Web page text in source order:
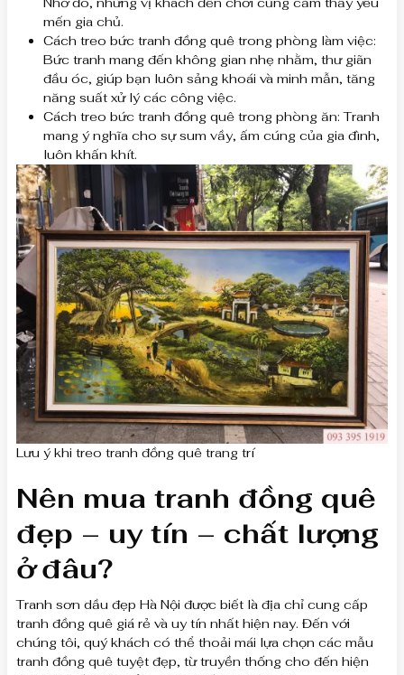
mến gia chủ.
Cách treo bức tranh đồng quê trong phòng làm việc:
Bức tranh mang đến không gian nhẹ nhằm, thư giãn
đầu óc, giúp bạn luôn sảng khoái và minh mẫn, tăng
năng suất xử lý các công việc.
Cách treo bức tranh đồng quê trong phòng ăn: Tranh
mang ý nghĩa cho sự sum vầy, ấm cúng của gia đình,
luôn khấn khít.
Lưu ý khi treo tranh đồng quê trang trí
Nên mua tranh đồng quê
đẹp – uy tín – chất lượng
ở đâu?
Tranh sơn dầu đẹp Hà Nội được biết là địa chỉ cung cấp
tranh đồng quê giá rẻ và uy tín nhất hiện nay. Đến với
chúng tôi, quý khách có thể thoải mái lựa chọn các mẫu
tranh đồng quê tuyệt đẹp, từ truyền thống cho đến hiện